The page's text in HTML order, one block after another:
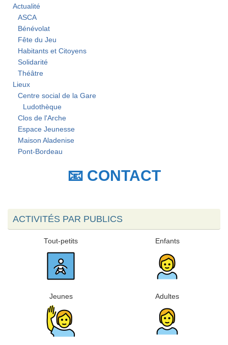
Actualité
ASCA
Bénévolat
Fête du Jeu
Habitants et Citoyens
Solidarité
Théâtre
Lieux
Centre social de la Gare
Ludothèque
Clos de l'Arche
Espace Jeunesse
Maison Aladenise
Pont-Bordeau
📧 CONTACT
ACTIVITÉS PAR PUBLICS
Tout-petits Enfants
Jeunes Adultes